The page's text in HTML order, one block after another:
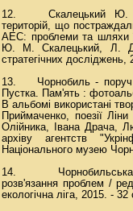
12. Скалецький Ю. М.
територій, що
АЕС: проблеми та шляхи
Ю. М. Скалецький, Л.
стратегічних досліджень,
13. Чорнобиль - поруч
Пустка. Пам'ять :
В альбомі використані
Приймаченко, поезії
Олійника, Івана Драча,
архіву агентств
Національного музею
14. Чорнобильська
розв'язання проблем /
екологічна ліга, 2015. - 32